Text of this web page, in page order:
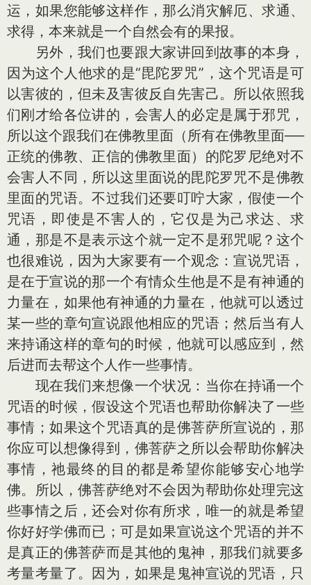
运，如果您能够这样作，那么消灾解厄、求通、
求得，本来就是一个自然会有的果报。
另外，我们也要跟大家讲回到故事的本身，
因为这个人他求的是“毘陀罗咒”，这个咒语是可
以害彼的，但未及害彼反自先害己。所以依照我
们刚才给各位讲的，会害人的必定是属于邪咒，
所以这个跟我们在佛教里面（所有在佛教里面──
正统的佛教、正信的佛教里面）的陀罗尼绝对不
会害人不同，所以这里面说的毘陀罗咒不是佛教
里面的咒语。不过我们还要叮咛大家，假使一个
咒语，即使是不害人的，它仅是为己求达、求
通，那是不是表示这个就一定不是邪咒呢？这个
也很难说，因为大家要有一个观念：宣说咒语，
是在于宣说的那一个有情众生他是不是有神通的
力量在，如果他有神通的力量在，他就可以透过
某一些的章句宣说跟他相应的咒语；然后当有人
来持诵这样的章句的时候，他就可以感应到，然
后进而去帮这个人作一些事情。
现在我们来想像一个状况：当你在持诵一个
咒语的时候，假设这个咒语也帮助你解决了一些
事情；如果这个咒语真的是佛菩萨所宣说的，那
你应可以想像得到，佛菩萨之所以会帮助你解决
事情，祂最终的目的都是希望你能够安心地学
佛。所以，佛菩萨绝对不会因为帮助你处理完这
些事情之后，还会对你有所求，唯一的就是希望
你好好学佛而已；可是如果宣说这个咒语的并不
是真正的佛菩萨而是其他的鬼神，那我们就要多
考量考量了。因为，如果是鬼神宣说的咒语，只